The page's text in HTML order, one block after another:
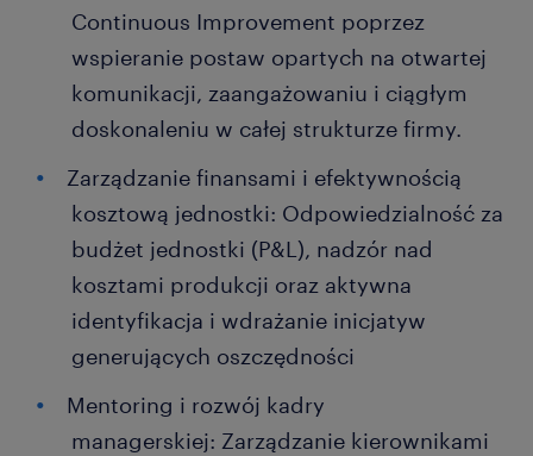
Continuous Improvement poprzez
wspieranie postaw opartych na otwartej
komunikacji, zaangażowaniu i ciągłym
doskonaleniu w całej strukturze firmy.
Zarządzanie finansami i efektywnością
kosztową jednostki: Odpowiedzialność za
budżet jednostki (P&L), nadzór nad
kosztami produkcji oraz aktywna
identyfikacja i wdrażanie inicjatyw
generujących oszczędności
Mentoring i rozwój kadry
managerskiej: Zarządzanie kierownikami